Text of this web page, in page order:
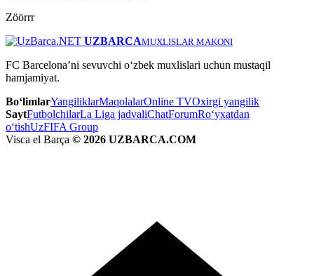
Zöörrr
UZBARCAMUXLISLAR MAKONI
FC Barcelona’ni sevuvchi o‘zbek muxlislari uchun mustaqil
hamjamiyat.
Bo‘limlarYangiliklarMaqolalarOnline TVOxirgi yangilik
SaytFutbolchilarLa Liga jadvaliChatForumRo‘yxatdan
o‘tishUzFIFA Group
Visca el Barça © 2026 UZBARCA.COM